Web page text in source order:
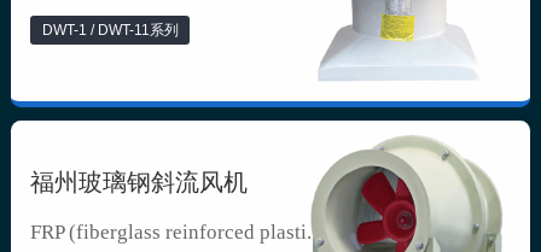
DWT-1 / DWT-11系列
福州玻璃钢斜流风机
FRP (fiberglass reinforced plasti...